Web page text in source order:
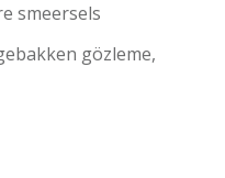
smeersels
gözleme,